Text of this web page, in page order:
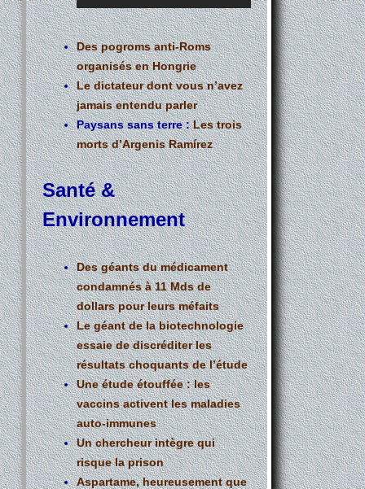
Des pogroms anti-Roms
organisés en Hongrie
Le dictateur dont vous n’avez
jamais entendu parler
Paysans sans terre :Les trois
morts d’Argenis Ramírez
Santé &
Environnement
Des géants du médicament
condamnés à 11 Mds de
dollars pour leurs méfaits
Le géant de la biotechnologie
essaie de discréditer les
résultats choquants de l’étude
Une étude étouffée : les
vaccins activent les maladies
auto-immunes
Un chercheur intègre qui
risque la prison
Aspartame, heureusement que